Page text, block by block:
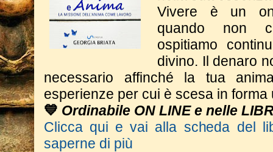
Vivere è un
quando non
ospitiamo
divino. Il denaro
necessario affinché la tua
esperienze per cui è scesa in
💙 Ordinabile ON LINE e nelle
Clicca qui e vai alla scheda del
saperne di più